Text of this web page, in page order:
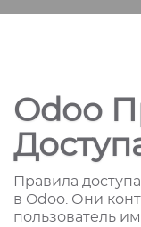
Odoo
Правила
в Odoo. Они
пользователь